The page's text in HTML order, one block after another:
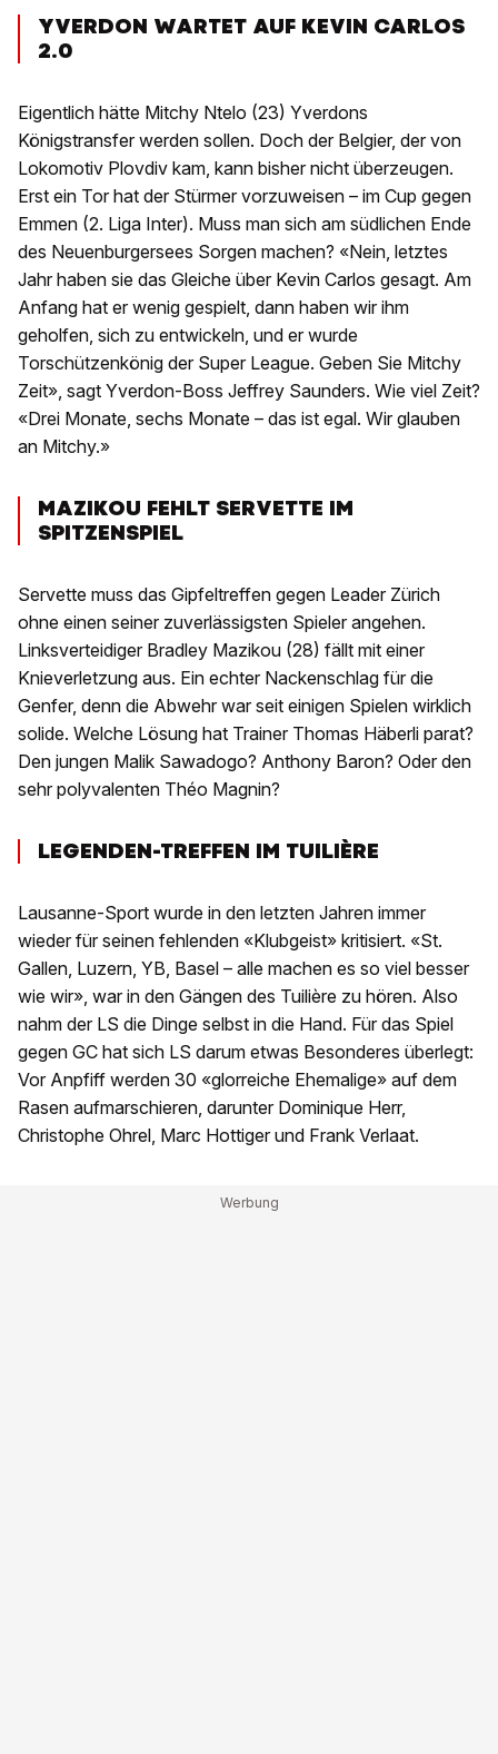
YVERDON WARTET AUF KEVIN CARLOS
2.0
Eigentlich hätte Mitchy Ntelo (23) Yverdons
Königstransfer werden sollen. Doch der Belgier, der von
Lokomotiv Plovdiv kam, kann bisher nicht überzeugen.
Erst ein Tor hat der Stürmer vorzuweisen – im Cup gegen
Emmen (2. Liga Inter). Muss man sich am südlichen Ende
des Neuenburgersees Sorgen machen? «Nein, letztes
Jahr haben sie das Gleiche über Kevin Carlos gesagt. Am
Anfang hat er wenig gespielt, dann haben wir ihm
geholfen, sich zu entwickeln, und er wurde
Torschützenkönig der Super League. Geben Sie Mitchy
Zeit», sagt Yverdon-Boss Jeffrey Saunders. Wie viel Zeit?
«Drei Monate, sechs Monate – das ist egal. Wir glauben
an Mitchy.»
MAZIKOU FEHLT SERVETTE IM
SPITZENSPIEL
Servette muss das Gipfeltreffen gegen Leader Zürich
ohne einen seiner zuverlässigsten Spieler angehen.
Linksverteidiger Bradley Mazikou (28) fällt mit einer
Knieverletzung aus. Ein echter Nackenschlag für die
Genfer, denn die Abwehr war seit einigen Spielen wirklich
solide. Welche Lösung hat Trainer Thomas Häberli parat?
Den jungen Malik Sawadogo? Anthony Baron? Oder den
sehr polyvalenten Théo Magnin?
LEGENDEN-TREFFEN IM TUILIÈRE
Lausanne-Sport wurde in den letzten Jahren immer
wieder für seinen fehlenden «Klubgeist» kritisiert. «St.
Gallen, Luzern, YB, Basel – alle machen es so viel besser
wie wir», war in den Gängen des Tuilière zu hören. Also
nahm der LS die Dinge selbst in die Hand. Für das Spiel
gegen GC hat sich LS darum etwas Besonderes überlegt:
Vor Anpfiff werden 30 «glorreiche Ehemalige» auf dem
Rasen aufmarschieren, darunter Dominique Herr,
Christophe Ohrel, Marc Hottiger und Frank Verlaat.